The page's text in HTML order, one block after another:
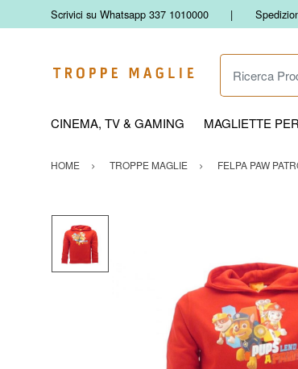
Scrivici su Whatsapp 337 1010000
Ricerca
CINEMA, TV & GAMING MAGLIETTE
HOME TROPPE MAGLIE FELPA PAW